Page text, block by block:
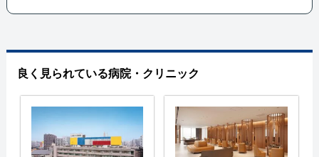
良く見られている病院・クリニック